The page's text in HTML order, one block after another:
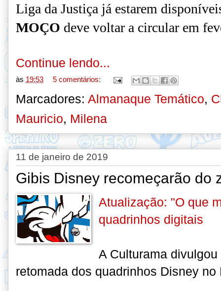
Liga da Justiça já estarem
MOÇO deve voltar a circular em
Continue lendo...
às 19:53 5 comentários:
Marcadores: Almanaque Temático,
Mauricio, Milena
11 de janeiro de 2019
Gibis Disney recomeçarão do
Atualização: "O que
quadrinhos digitais
A Culturama
retomada dos quadrinhos Disney no